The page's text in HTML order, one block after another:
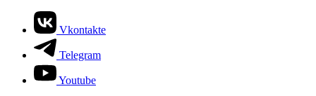
Vkontakte
Telegram
Youtube